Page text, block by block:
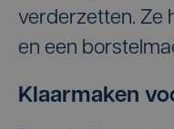
verderzetten. Ze
en een
Klaarmaken